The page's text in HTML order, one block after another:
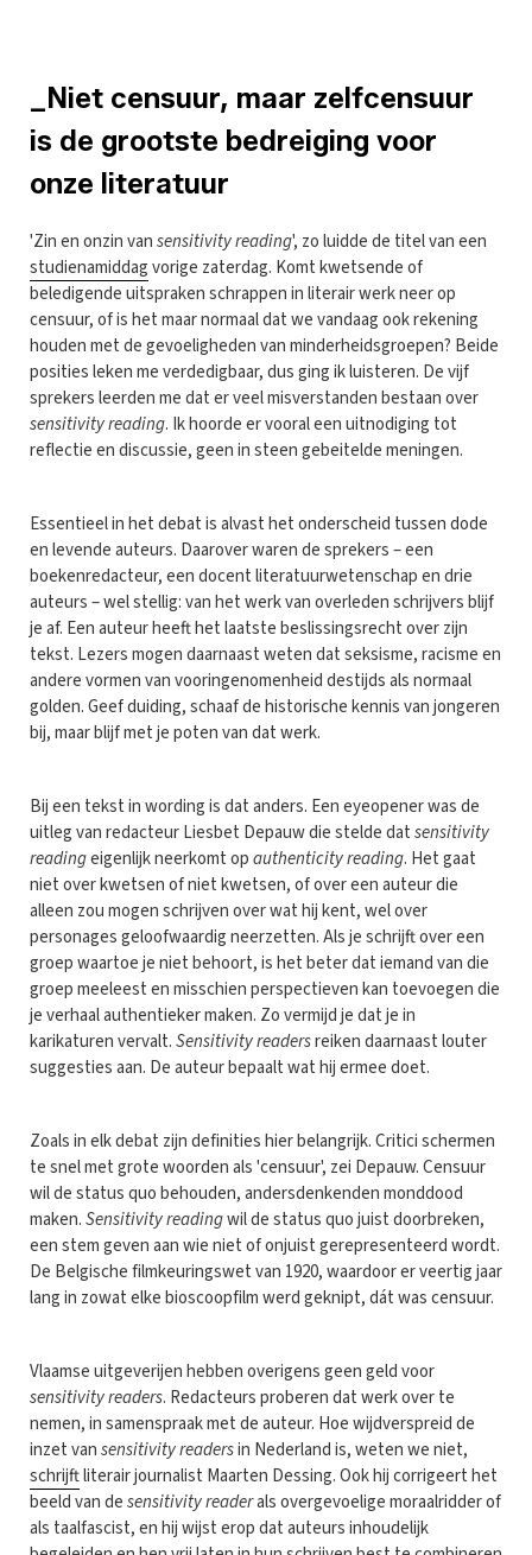
_Niet censuur, maar zelfcensuur
is de grootste bedreiging voor
onze literatuur
'Zin en onzin vansensitivity reading', zo luidde de titel van een
studienamiddagvorige zaterdag. Komt kwetsende of
beledigende uitspraken schrappen in literair werk neer op
censuur, of is het maar normaal dat we vandaag ook rekening
houden met de gevoeligheden van minderheidsgroepen? Beide
posities leken me verdedigbaar, dus ging ik luisteren. De vijf
sprekers leerden me dat er veel misverstanden bestaan over
sensitivity reading. Ik hoorde er vooral een uitnodiging tot
reflectie en discussie, geen in steen gebeitelde meningen.
Essentieel in het debat is alvast het onderscheid tussen dode
en levende auteurs. Daarover waren de sprekers – een
boekenredacteur, een docent literatuurwetenschap en drie
auteurs – wel stellig: van het werk van overleden schrijvers blijf
je af. Een auteur heeft het laatste beslissingsrecht over zijn
tekst. Lezers mogen daarnaast weten dat seksisme, racisme en
andere vormen van vooringenomenheid destijds als normaal
golden. Geef duiding, schaaf de historische kennis van jongeren
bij, maar blijf met je poten van dat werk.
Bij een tekst in wording is dat anders. Een eyeopener was de
uitleg van redacteur Liesbet Depauw die stelde datsensitivity
readingeigenlijk neerkomt opauthenticity reading. Het gaat
niet over kwetsen of niet kwetsen, of over een auteur die
alleen zou mogen schrijven over wat hij kent, wel over
personages geloofwaardig neerzetten. Als je schrijft over een
groep waartoe je niet behoort, is het beter dat iemand van die
groep meeleest en misschien perspectieven kan toevoegen die
je verhaal authentieker maken. Zo vermijd je dat je in
karikaturen vervalt.Sensitivity readersreiken daarnaast louter
suggesties aan. De auteur bepaalt wat hij ermee doet.
Zoals in elk debat zijn definities hier belangrijk. Critici schermen
te snel met grote woorden als 'censuur', zei Depauw. Censuur
wil de status quo behouden, andersdenkenden monddood
maken.Sensitivity readingwil de status quo juist doorbreken,
een stem geven aan wie niet of onjuist gerepresenteerd wordt.
De Belgische filmkeuringswet van 1920, waardoor er veertig jaar
lang in zowat elke bioscoopfilm werd geknipt, dát was censuur.
Vlaamse uitgeverijen hebben overigens geen geld voor
sensitivity readers. Redacteurs proberen dat werk over te
nemen, in samenspraak met de auteur. Hoe wijdverspreid de
inzet vansensitivity readersin Nederland is, weten we niet,
schrijftliterair journalist Maarten Dessing. Ook hij corrigeert het
beeld van desensitivity readerals overgevoelige moraalridder of
als taalfascist, en hij wijst erop dat auteurs inhoudelijk